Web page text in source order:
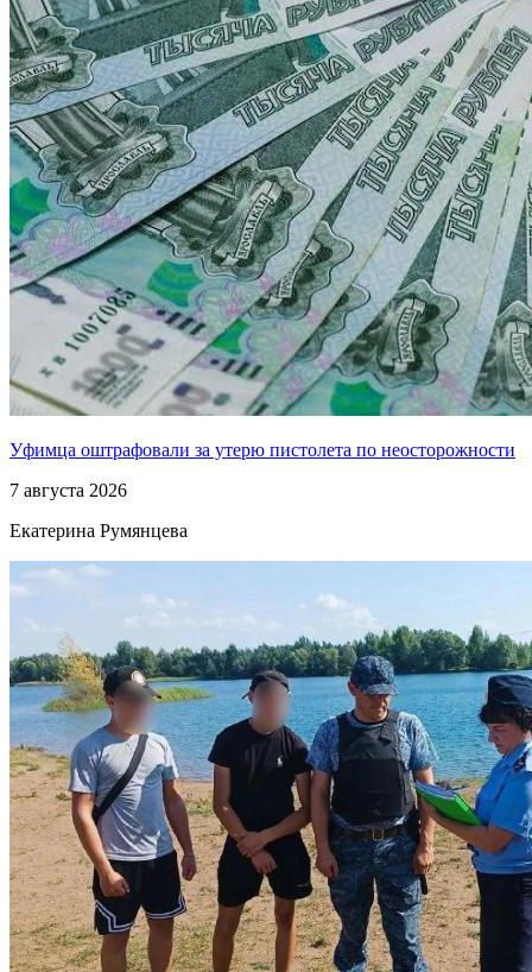
Уфимца оштрафовали за утерю пистолета по неосторожности
7 августа 2026
Екатерина Румянцева